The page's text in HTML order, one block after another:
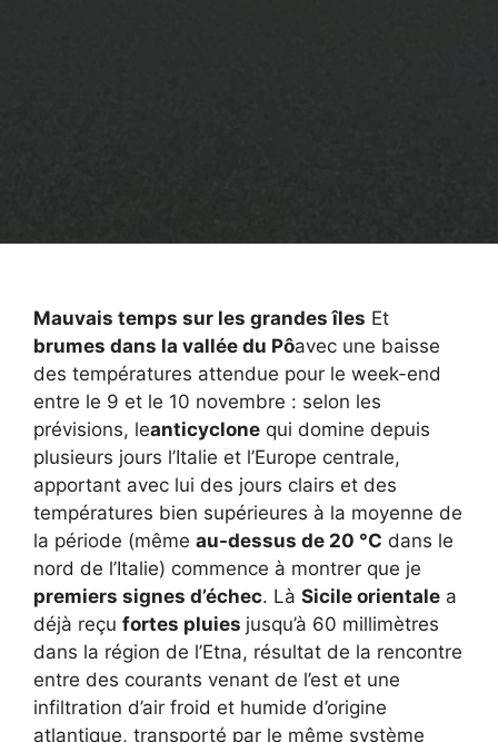
Mauvais temps sur les grandes îles Et
brumes dans la vallée du Pôavec une baisse
des températures attendue pour le week-end
entre le 9 et le 10 novembre : selon les
prévisions, leanticyclone qui domine depuis
plusieurs jours l’Italie et l’Europe centrale,
apportant avec lui des jours clairs et des
températures bien supérieures à la moyenne de
la période (même au-dessus de 20 °C dans le
nord de l’Italie) commence à montrer que je
premiers signes d’échec. Là Sicile orientale a
déjà reçu fortes pluies jusqu’à 60 millimètres
dans la région de l’Etna, résultat de la rencontre
entre des courants venant de l’est et une
infiltration d’air froid et humide d’origine
atlantique, transporté par le même système